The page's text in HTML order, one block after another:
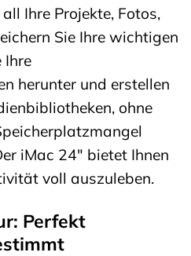
Ihre Projekte, Fotos,
Sie Ihre wichtigen
Ihre
herunter und erstellen
ohne
iMac 24″ bietet Ihnen
voll auszuleben.
Perfekt